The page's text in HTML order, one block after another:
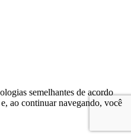
semelhantes de acordo
ao continuar navegando, você